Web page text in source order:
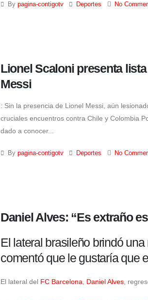
By pagina-contigotv Deportes No
Lionel Scaloni presenta
Messi
: Sin la presencia de Lionel Messi, aún
cruciales encuentros contra Chile y Colombia
dado a conocer...
By pagina-contigotv Deportes No
Daniel Alves: “Es extraño
El lateral brasileño brindó
comentó que le gustaría que
El lateral del FC Barcelona Daniel Alves ,